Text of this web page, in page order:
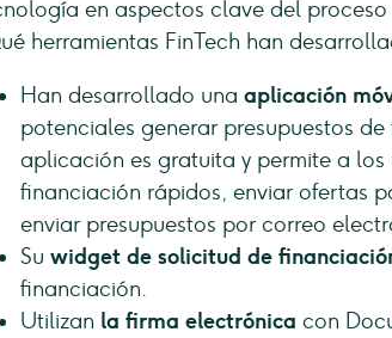
en aspectos clave del
herramientas FinTech han
Han desarrollado una aplicación
potenciales generar presupuestos
aplicación es gratuita y permite a los
financiación rápidos, enviar ofertas
enviar presupuestos por correo
Su widget de solicitud de
financiación.
Utilizan la firma electrónica con